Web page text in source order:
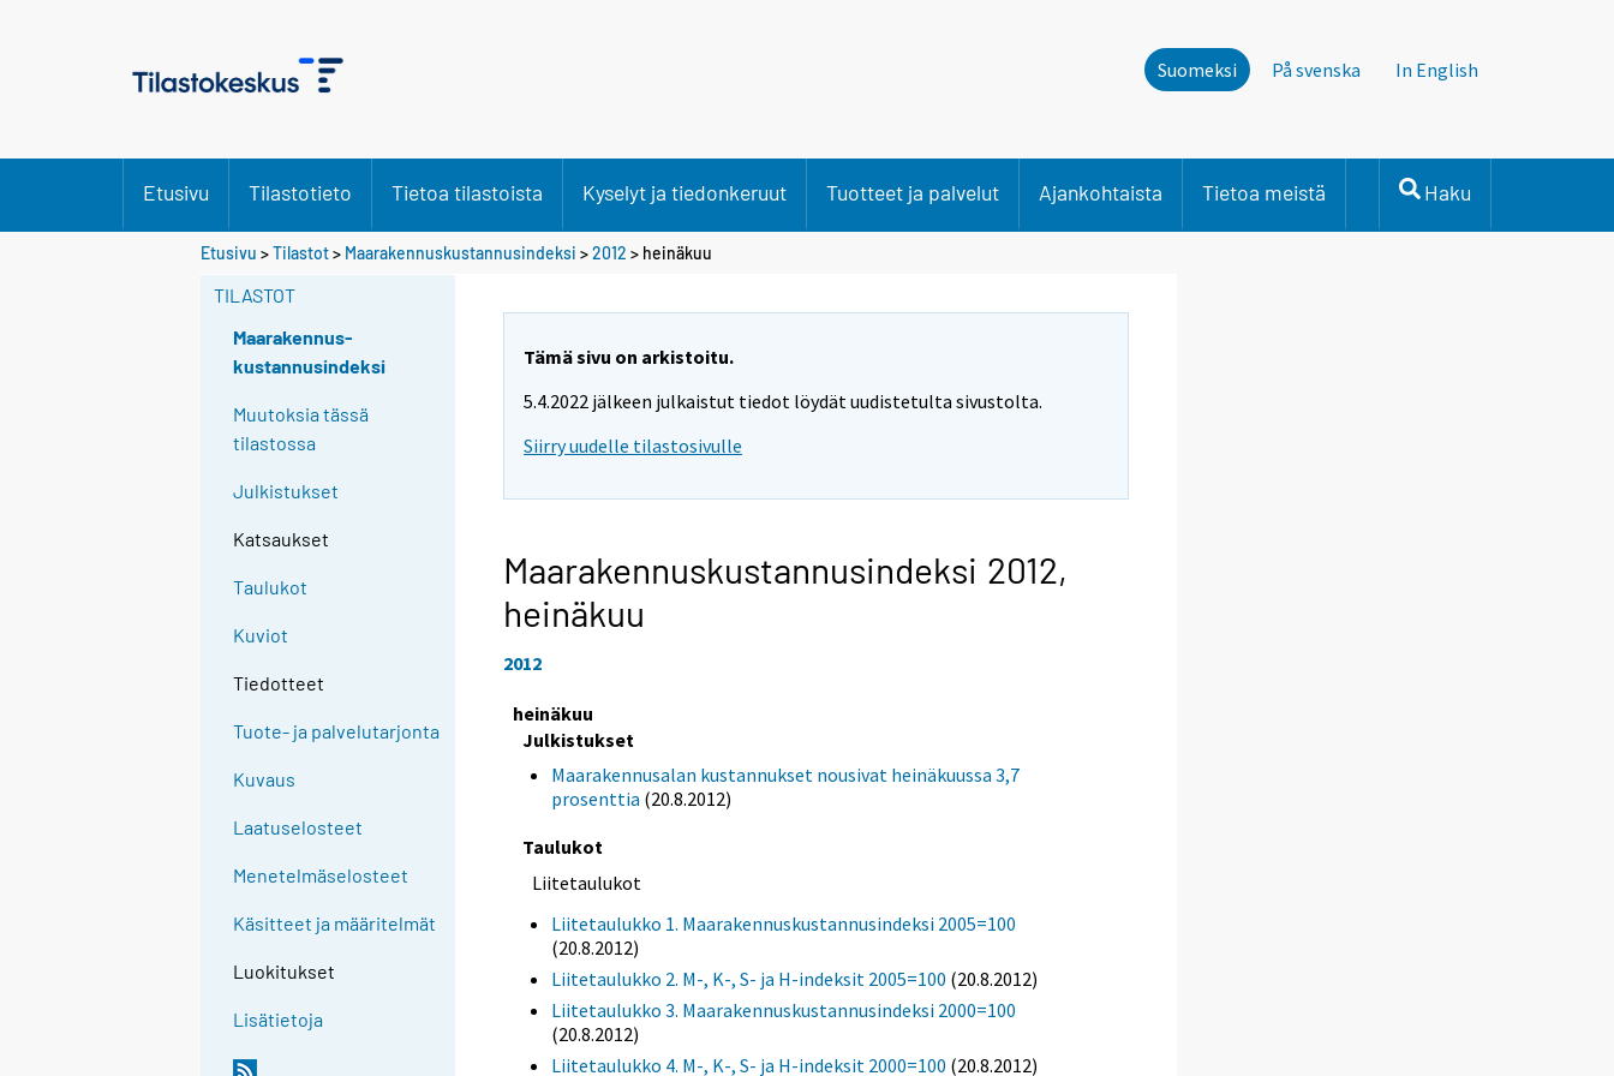
Suomeksi På svenska In English
Etusivu Tilastotieto Tietoa tilastoista Kyselyt ja tiedonkeruut Tuotteet ja palvelut Ajankohtaista Tietoa meistä Haku
Etusivu >Tilastot> Maarakennuskustannusindeksi >2012 > heinäkuu
TILASTOT
Maarakennus-
kustannusindeksi
Muutoksia tässä
tilastossa
Julkistukset
Katsaukset
Taulukot
Kuviot
Tiedotteet
Tuote- ja palvelutarjonta
Kuvaus
Laatuselosteet
Menetelmäselosteet
Käsitteet ja määritelmät
Luokitukset
Lisätietoja
Tämä sivu on arkistoitu.
5.4.2022 jälkeen julkaistut tiedot löydät uudistetulta sivustolta.
Siirry uudelle tilastosivulle
Maarakennuskustannusindeksi 2012,
heinäkuu
2012
heinäkuu
Julkistukset
Maarakennusalan kustannukset nousivat heinäkuussa 3,7
prosenttia (20.8.2012)
Taulukot
Liitetaulukot
Liitetaulukko 1. Maarakennuskustannusindeksi 2005=100
(20.8.2012)
Liitetaulukko 2. M-, K-, S- ja H-indeksit 2005=100 (20.8.2012)
Liitetaulukko 3. Maarakennuskustannusindeksi 2000=100
(20.8.2012)
Liitetaulukko 4. M-, K-, S- ja H-indeksit 2000=100 (20.8.2012)